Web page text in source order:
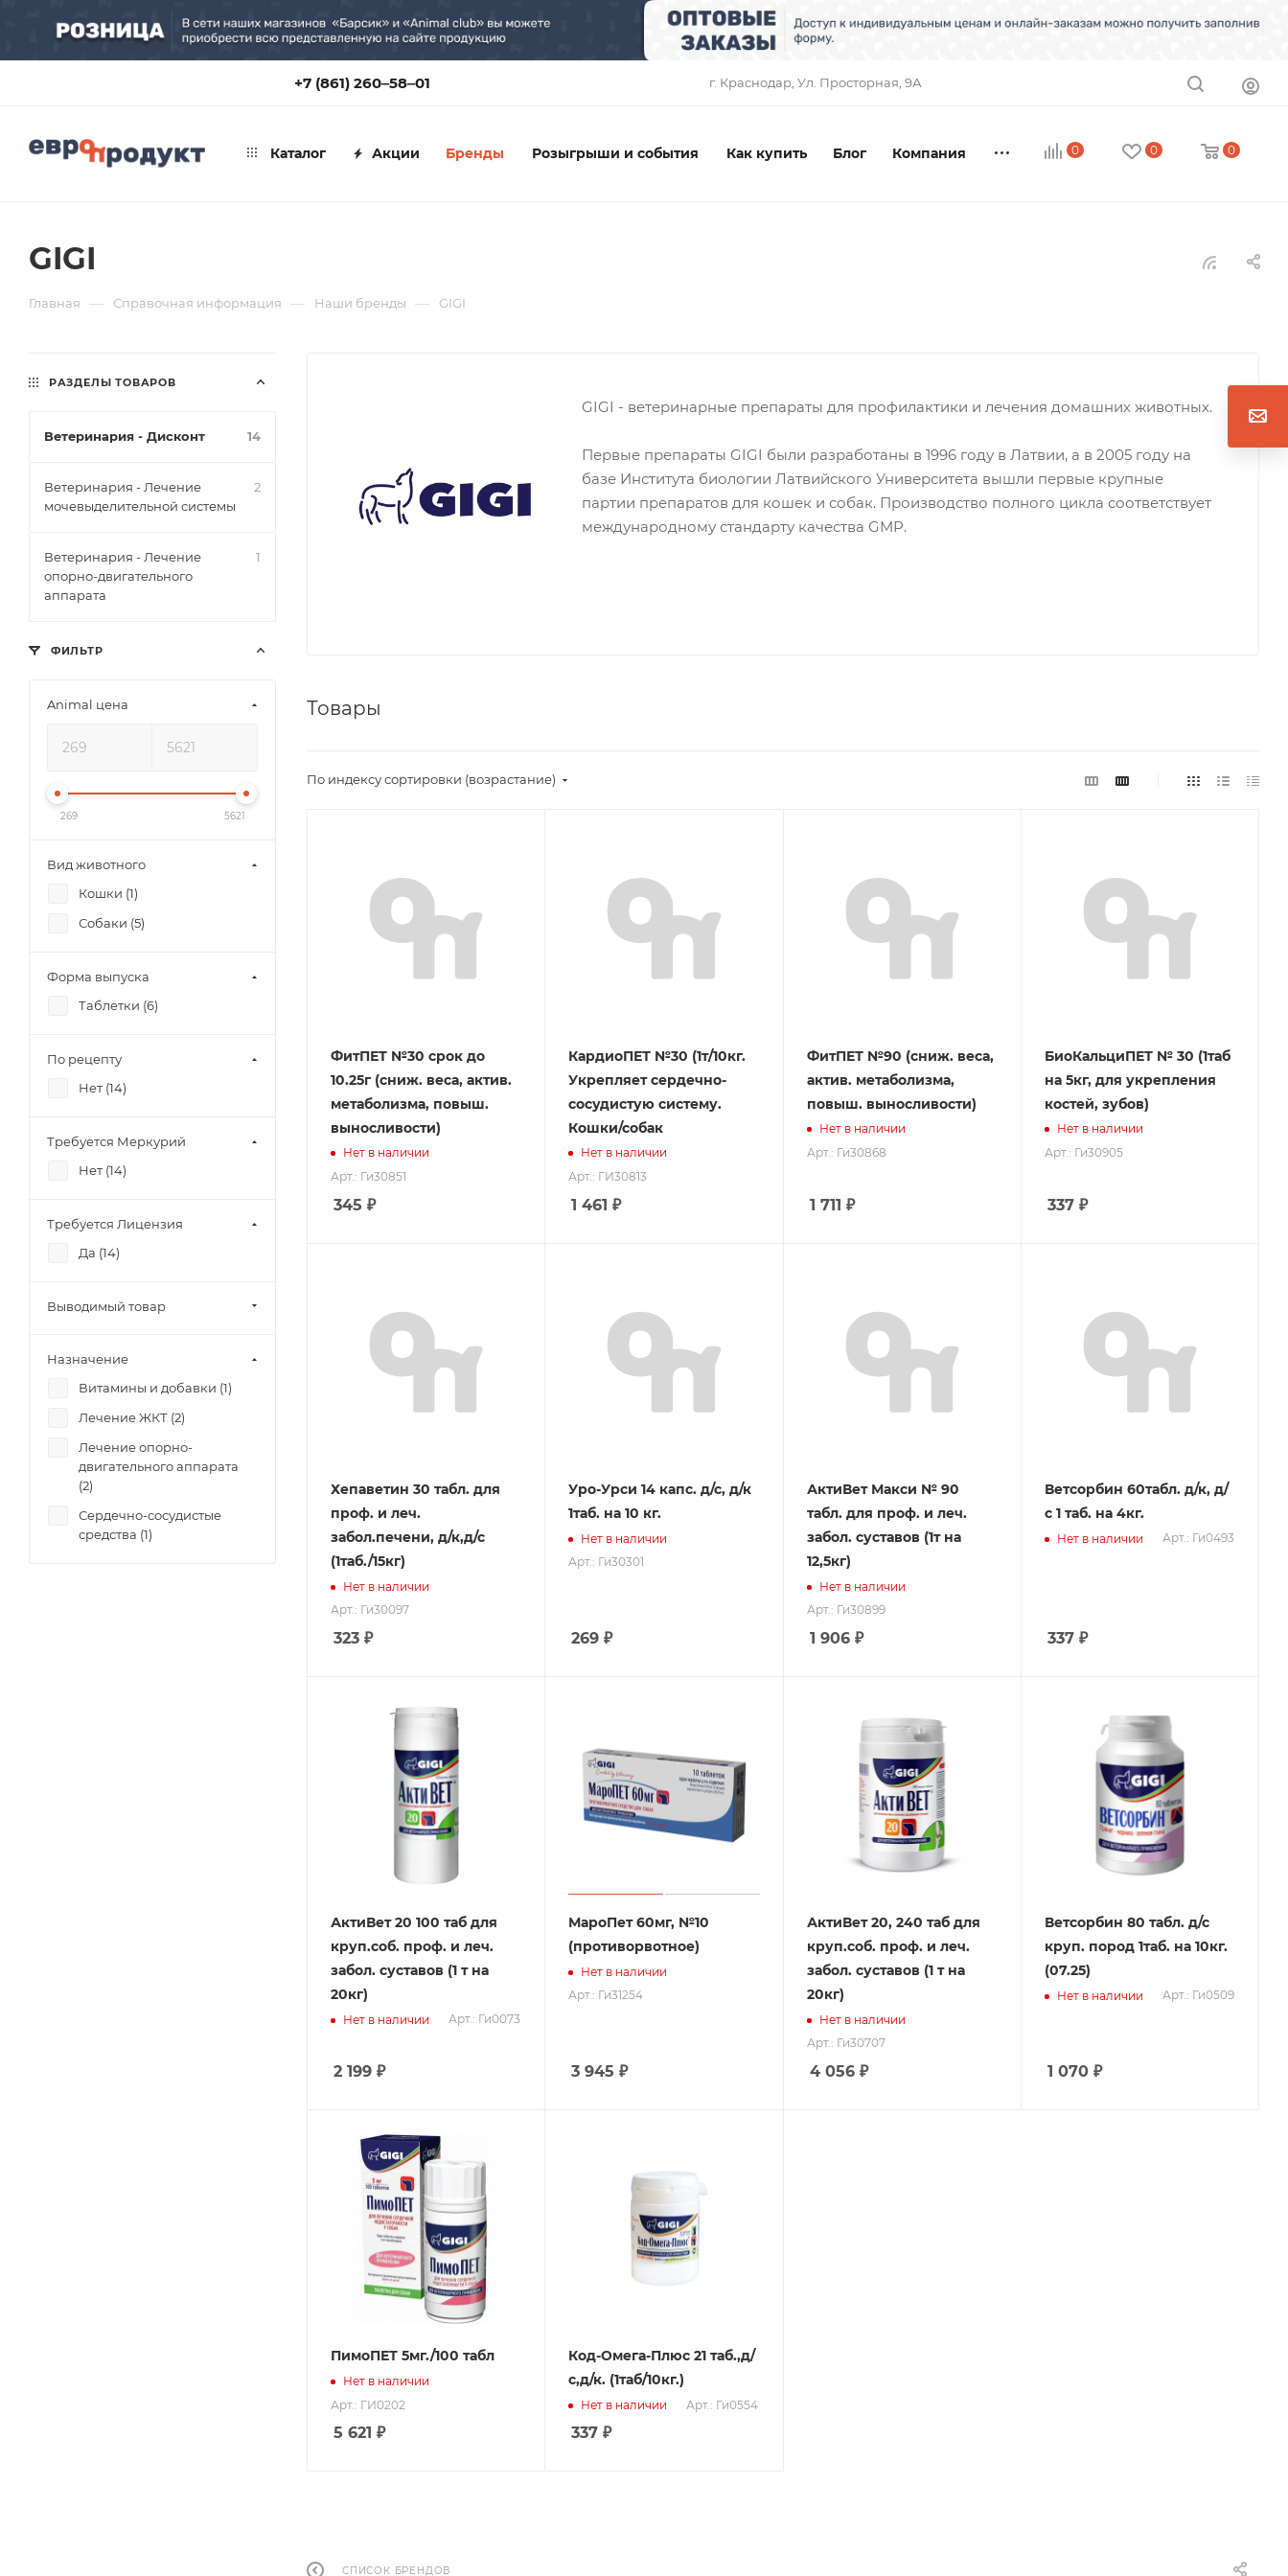
+7 (861) 260‒58‒01 г. Краснодар, ​Ул. Просторная, 9А
0 0 0
Каталог Акции Бренды Розыгрыши и события Как купить Блог Компания
GIGI
Главная — Справочная информация — Наши бренды — GIGI
GIGI - ветеринарные препараты для профилактики и лечения домашних животных.
Первые препараты GIGI были разработаны в 1996 году в Латвии, а в 2005 году на
базе Института биологии Латвийского Университета вышли первые крупные
партии препаратов для кошек и собак. Производство полного цикла соответствует
международному стандарту качества GMP.
Товары
По индексу сортировки (возрастание)
ФитПЕТ №30 срок до
10.25г (сниж. веса, актив.
метаболизма, повыш.
выносливости)
Нет в наличии
Арт.: Ги30851
345 ₽
КардиоПЕТ №30 (1т/10кг.
Укрепляет сердечно-
сосудистую систему.
Кошки/собак
Нет в наличии
Арт.: ГИ30813
1 461 ₽
ФитПЕТ №90 (сниж. веса,
актив. метаболизма,
повыш. выносливости)
Нет в наличии
Арт.: Ги30868
1 711 ₽
БиоКальциПЕТ № 30 (1таб
на 5кг, для укрепления
костей, зубов)
Нет в наличии
Арт.: Ги30905
337₽
Хепаветин 30 табл. для
проф. и леч.
забол.печени, д/к,д/с
(1таб./15кг)
Нет в наличии
Арт.: Ги30097
323 ₽
Уро-Урси 14 капс. д/с, д/к
1таб. на 10 кг.
Нет в наличии
Арт.: Ги30301
269 ₽
АктиВет Макси № 90
табл. для проф. и леч.
забол. суставов (1т на
12,5кг)
Нет в наличии
Арт.: Ги30899
1 906₽
Ветсорбин 60табл. д/к, д/
с 1 таб. на 4кг.
Нет в наличии Арт.: Ги0493
337₽
АктиВет 20 100 таб для
круп.соб. проф. и леч.
забол. суставов (1 т на
20кг)
Нет в наличии Арт.: Ги0073
2 199 ₽
МароПет 60мг, №10
(противорвотное)
Нет в наличии
Арт.: Ги31254
3 945 ₽
АктиВет 20, 240 таб для
круп.соб. проф. и леч.
забол. суставов (1 т на
20кг)
Нет в наличии
Арт.: Ги30707
4 056₽
Ветсорбин 80 табл. д/с
круп. пород 1таб. на 10кг.
(07.25)
Нет в наличии Арт.: Ги0509
1 070₽
ПимоПЕТ 5мг./100 табл
Нет в наличии
Арт.: ГИ0202
5 621 ₽
Код-Омега-Плюс 21 таб.,д/
с,д/к. (1таб/10кг.)
Нет в наличии Арт.: Ги0554
337 ₽
СПИСОК БРЕНДОВ
РАЗДЕЛЫ ТОВАРОВ
Ветеринария - Дисконт 14
Ветеринария - Лечение
мочевыделительной системы
2
Ветеринария - Лечение
опорно-двигательного
аппарата
1
ФИЛЬТР
Animal цена
269 5621
Вид животного
Кошки (1)
Собаки (5)
Форма выпуска
Таблетки (6)
По рецепту
Нет (14)
Требуется Меркурий
Нет (14)
Требуется Лицензия
Да (14)
Выводимый товар
Назначение
Витамины и добавки (1)
Лечение ЖКТ (2)
Лечение опорно-
двигательного аппарата
(2)
Сердечно-сосудистые
средства (1)